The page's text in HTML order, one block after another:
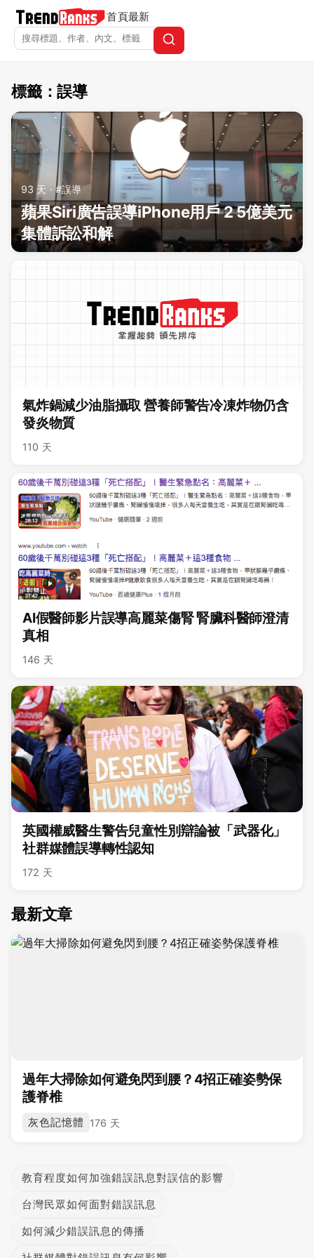
首頁最新
TrendRanks - 標籤 誤導
標籤：誤導
93 天 · #誤導
蘋果Siri廣告誤導iPhone用戶 2 5億美元
集體訴訟和解
氣炸鍋減少油脂攝取 營養師警告冷凍炸物仍含
發炎物質
110 天
AI假醫師影片誤導高麗菜傷腎 腎臟科醫師澄清
真相
146 天
英國權威醫生警告兒童性別辯論被「武器化」
社群媒體誤導轉性認知
172 天
最新文章
過年大掃除如何避免閃到腰？4招正確姿勢保
護脊椎
灰色記憶體 176 天
教育程度如何加強錯誤訊息對誤信的影響
台灣民眾如何面對錯誤訊息
如何減少錯誤訊息的傳播